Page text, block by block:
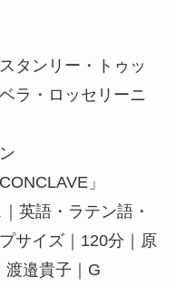
タンリー・トゥッ
ラ・ロッセリーニ
」
英語・ラテン語・
サイズ｜120分｜原
渡邉貴子｜G